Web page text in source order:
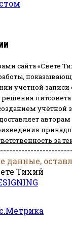
сайта «Свете
учетной
за
данные,
Тихий